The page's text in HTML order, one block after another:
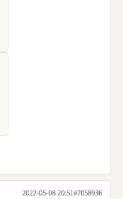
2022-05-08 20:51#7058936